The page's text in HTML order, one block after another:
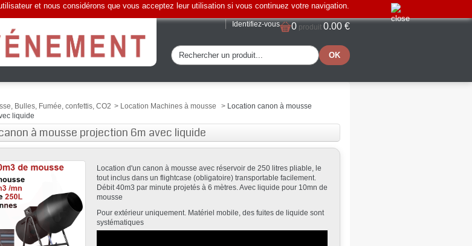
Identifiez-vous 0 produit 0.00 €
et nous considérons que vous acceptez leur utilisation si vous continuez votre navigation.
Bulles, Fumée, confettis, CO2 > Location Machines à mousse > Location canon à mousse
liquide
à mousse projection 6m avec liquide
Location d'un canon à mousse avec réservoir de 250 litres pliable, le
tout inclus dans un flightcase (obligatoire) transportable facilement.
Débit 40m3 par minute projetés à 6 mètres. Avec liquide pour 10mn de
mousse
Pour extérieur uniquement. Matériel mobile, des fuites de liquide sont
systématiques